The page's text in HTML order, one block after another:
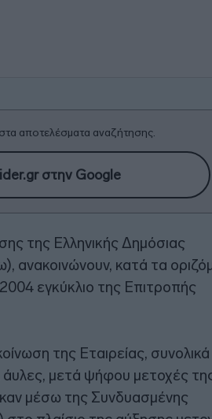
αποτελέσματα αναζήτησης.
στην Google
της Ελληνικής Δημόσιας
κατά τα
εγκύκλιο της Επιτροπής
της Εταιρείας, συνολικά
άυλες, μετά ψήφου μετοχές
μέσω της Συνδυασμένης